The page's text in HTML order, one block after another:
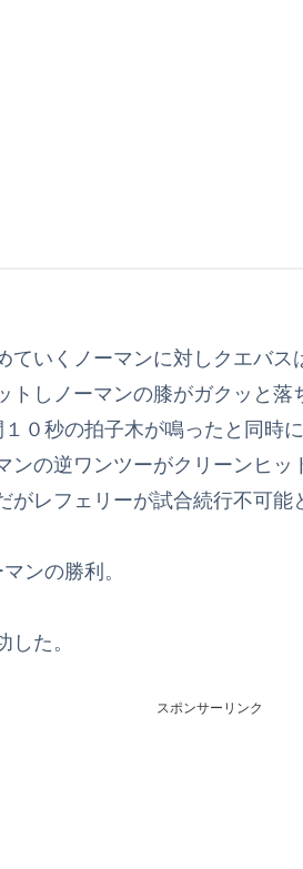
ていくノーマンに対しクエバ
トしノーマンの膝がガクッと落
０秒の拍子木が鳴ったと同時
ンの逆ワンツーがクリーンヒッ
がレフェリーが試合続行不可能
ンの勝利。
した。
スポンサーリンク